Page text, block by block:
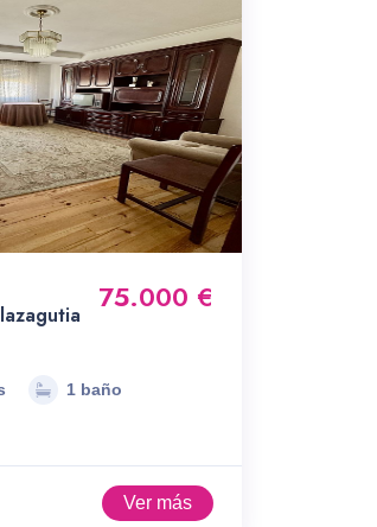
75.000 €
1 baño
Ver más